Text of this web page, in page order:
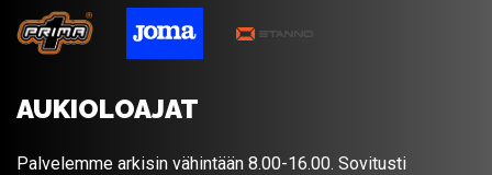
AUKIOLOAJAT
Palvelemme arkisin vähintään 8.00-16.00. Sovitusti